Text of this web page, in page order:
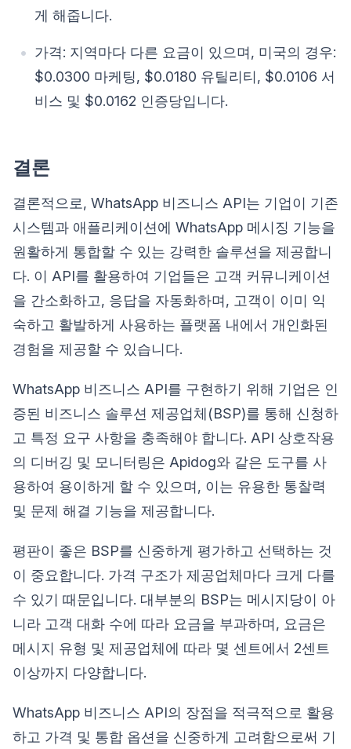
게 해줍니다.
가격: 지역마다 다른 요금이 있으며, 미국의 경우:
$0.0300 마케팅, $0.0180 유틸리티, $0.0106 서
비스 및 $0.0162 인증당입니다.
결론
결론적으로, WhatsApp 비즈니스 API는 기업이 기존
시스템과 애플리케이션에 WhatsApp 메시징 기능을
원활하게 통합할 수 있는 강력한 솔루션을 제공합니
다. 이 API를 활용하여 기업들은 고객 커뮤니케이션
을 간소화하고, 응답을 자동화하며, 고객이 이미 익
숙하고 활발하게 사용하는 플랫폼 내에서 개인화된
경험을 제공할 수 있습니다.
WhatsApp 비즈니스 API를 구현하기 위해 기업은 인
증된 비즈니스 솔루션 제공업체(BSP)를 통해 신청하
고 특정 요구 사항을 충족해야 합니다. API 상호작용
의 디버깅 및 모니터링은 Apidog와 같은 도구를 사
용하여 용이하게 할 수 있으며, 이는 유용한 통찰력
및 문제 해결 기능을 제공합니다.
평판이 좋은 BSP를 신중하게 평가하고 선택하는 것
이 중요합니다. 가격 구조가 제공업체마다 크게 다를
수 있기 때문입니다. 대부분의 BSP는 메시지당이 아
니라 고객 대화 수에 따라 요금을 부과하며, 요금은
메시지 유형 및 제공업체에 따라 몇 센트에서 2센트
이상까지 다양합니다.
WhatsApp 비즈니스 API의 장점을 적극적으로 활용
하고 가격 및 통합 옵션을 신중하게 고려함으로써 기